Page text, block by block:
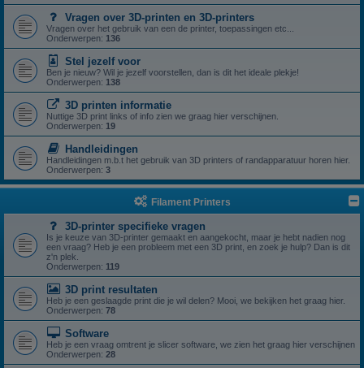
Vragen over 3D-printen en 3D-printers
Vragen over het gebruik van een de printer, toepassingen etc...
Onderwerpen: 136
Stel jezelf voor
Ben je nieuw? Wil je jezelf voorstellen, dan is dit het ideale plekje!
Onderwerpen: 138
3D printen informatie
Nuttige 3D print links of info zien we graag hier verschijnen.
Onderwerpen: 19
Handleidingen
Handleidingen m.b.t het gebruik van 3D printers of randapparatuur horen hier.
Onderwerpen: 3
Filament Printers
3D-printer specifieke vragen
Is je keuze van 3D-printer gemaakt en aangekocht, maar je hebt nadien nog
een vraag? Heb je een probleem met een 3D print, en zoek je hulp? Dan is dit
z'n plek.
Onderwerpen: 119
3D print resultaten
Heb je een geslaagde print die je wil delen? Mooi, we bekijken het graag hier.
Onderwerpen: 78
Software
Heb je een vraag omtrent je slicer software, we zien het graag hier verschijnen
Onderwerpen: 28